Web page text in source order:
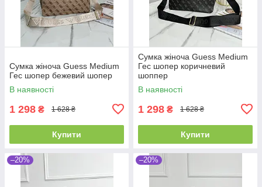
Сумка жіноча Guess Medium
Гес шопер бежевий шопер
В наявності
1 298 ₴ 1 628 ₴
Купити
Сумка жіноча Guess Medium
Гес шопер коричневий
шоппер
В наявності
1 298 ₴ 1 628 ₴
Купити
–20% –20%